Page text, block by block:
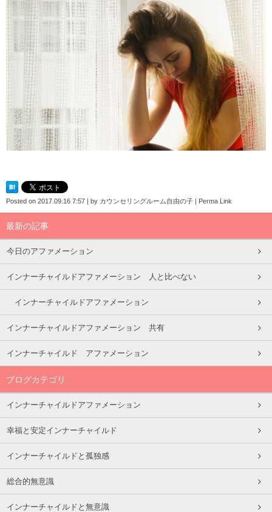
Posted on 2017.09.16 7:57 | by カウンセリングルーム自由の子 | Perma Link
最新の記事
今日のアファメーション
インナーチャイルドアファメーション 人と比べない
インナーチャイルドアファメーション
インナーチャイルドアファメーション 共有
インナーチャイルド アファメーション
ブログカテゴリ
インナーチャイルドアファメーション
幸福と安定インナーチャイルド
インナーチャイルドと孤独感
総合的無意識
インナーチャイルドと無意識